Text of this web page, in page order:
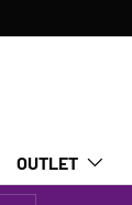
OUTLET